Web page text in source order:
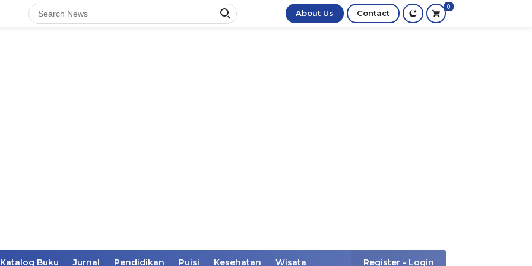
About Us Contact
0
Katalog Buku Jurnal Pendidikan Puisi Kesehatan Wisata Register - Login